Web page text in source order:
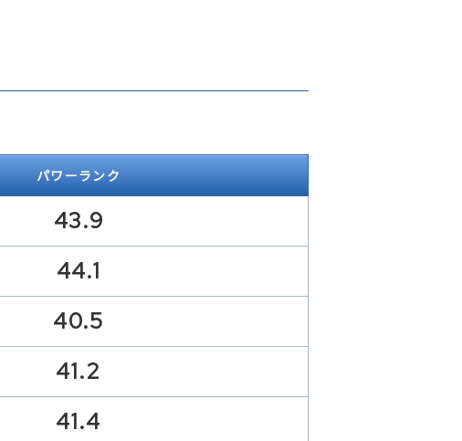
パワーランク
43.9
44.1
40.5
41.2
41.4